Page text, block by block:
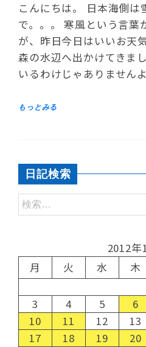
こんにちは。 日本海側は
で。。。 寒風という言葉
が、昨日今日はいいお天
森の水辺へ出かけてきま
いるわけじゃありません
日記検索
2012年
月
火 水 木
3
4 5 6
10
11 12 13
17
18 19 20